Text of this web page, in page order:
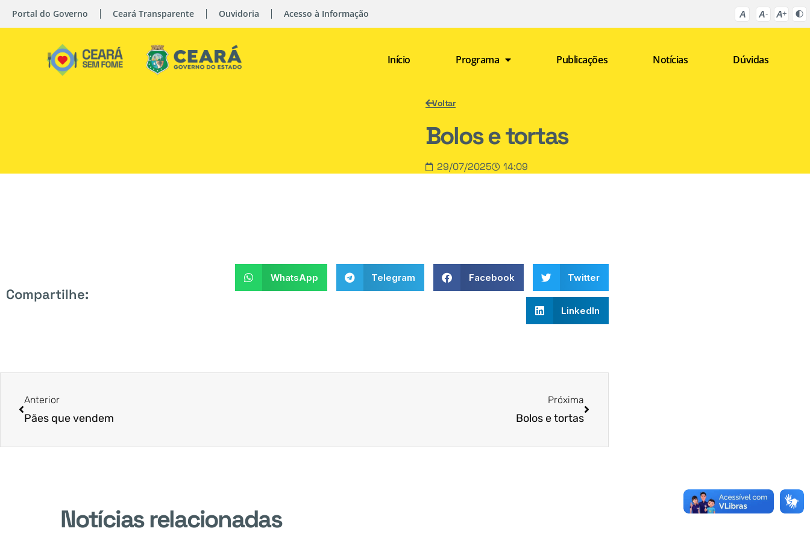
Portal do Governo Ceará Transparente Ouvidoria Acesso à Informação
Início Programa Publicações Notícias Dúvidas
Voltar
Bolos e tortas
29/07/2025 14:09
Compartilhe:
WhatsApp Telegram Facebook Twitter
LinkedIn
Anterior
Pães que vendem
Próxima
Bolos e tortas
Notícias relacionadas